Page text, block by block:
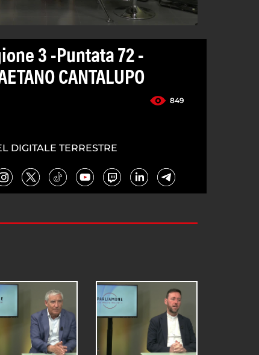
3 -Puntata 72 -
CANTALUPO
849
DIGITALE TERRESTRE